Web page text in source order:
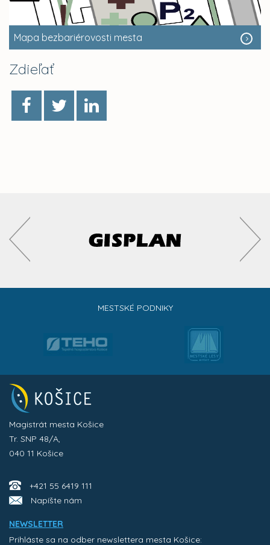
Mapa bezbariérovosti mesta
Zdieľať
MESTSKÉ PODNIKY
Magistrát mesta Košice
Tr. SNP 48/A,
040 11 Košice
+421 55 6419 111
Napíšte nám
NEWSLETTER
Prihláste sa na odber newslettera mesta Košice: